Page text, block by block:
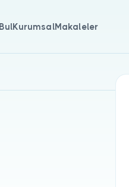
KurumsalMakaleler